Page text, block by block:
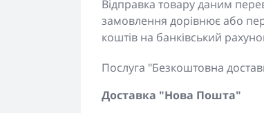
Відправка товару даним
замовлення дорівнює або
коштів на банківський
Послуга "Безкоштовна
Доставка "Нова Пошта"